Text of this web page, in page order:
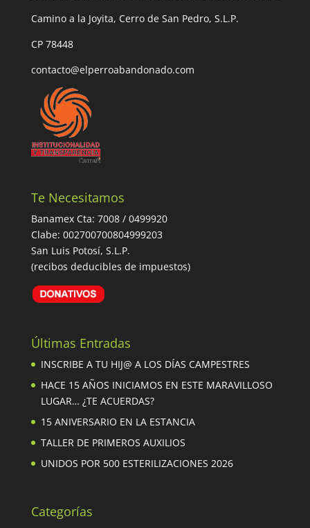
Camino a la Joyita, Cerro de San Pedro, S.L.P.
CP 78448
contacto@elperroabandonado.com
Te Necesitamos
Banamex Cta: 7008 / 0499920
Clabe: 002700700804999203
San Luis Potosí, S.L.P.
(recibos deducibles de impuestos)
Últimas Entradas
INSCRIBE A TU HIJ@ A LOS DÍAS CAMPESTRES
HACE 15 AÑOS INICIAMOS EN ESTE MARAVILLOSO
LUGAR… ¿TE ACUERDAS?
15 ANIVERSARIO EN LA ESTANCIA
TALLER DE PRIMEROS AUXILIOS
UNIDOS POR 500 ESTERILIZACIONES 2026
Categorías